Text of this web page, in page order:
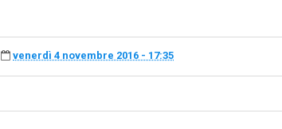
venerdì 4 novembre 2016 - 17:35